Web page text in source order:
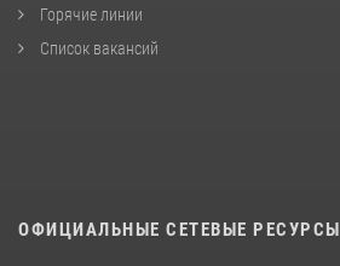
Горячие линии
Список вакансий
ОФИЦИАЛЬНЫЕ СЕТЕВЫЕ РЕСУРСЫ